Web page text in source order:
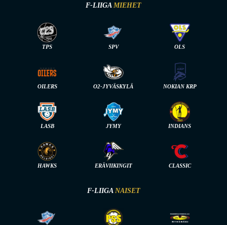
F-LIIGA MIEHET
TPS SPV OLS
OILERS O2-JYVÄSKYLÄ NOKIAN KRP
LASB JYMY INDIANS
HAWKS ERÄVIIKINGIT CLASSIC
F-LIIGA NAISET